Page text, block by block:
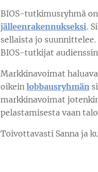
BIOS-tutkimusryhmä
jälleenrakennukseksi.
sellaista jo
BIOS-tutkijat
Markkinavoimat
oikein lobbausryhmän
markkinavoimat
pelastamisesta vaan
Toivottavasti Sanna ja